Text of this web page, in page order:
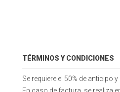
TÉRMINOS Y CONDICIONES
Se requiere el 50% de anticipo
En caso de factura, se realiza